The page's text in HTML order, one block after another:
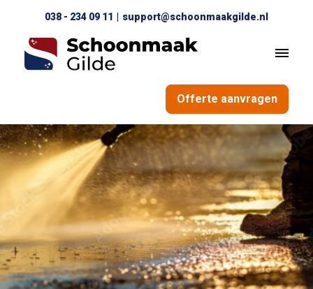
038 - 234 09 11 support@schoonmaakgilde.nl
Offerte aanvragen